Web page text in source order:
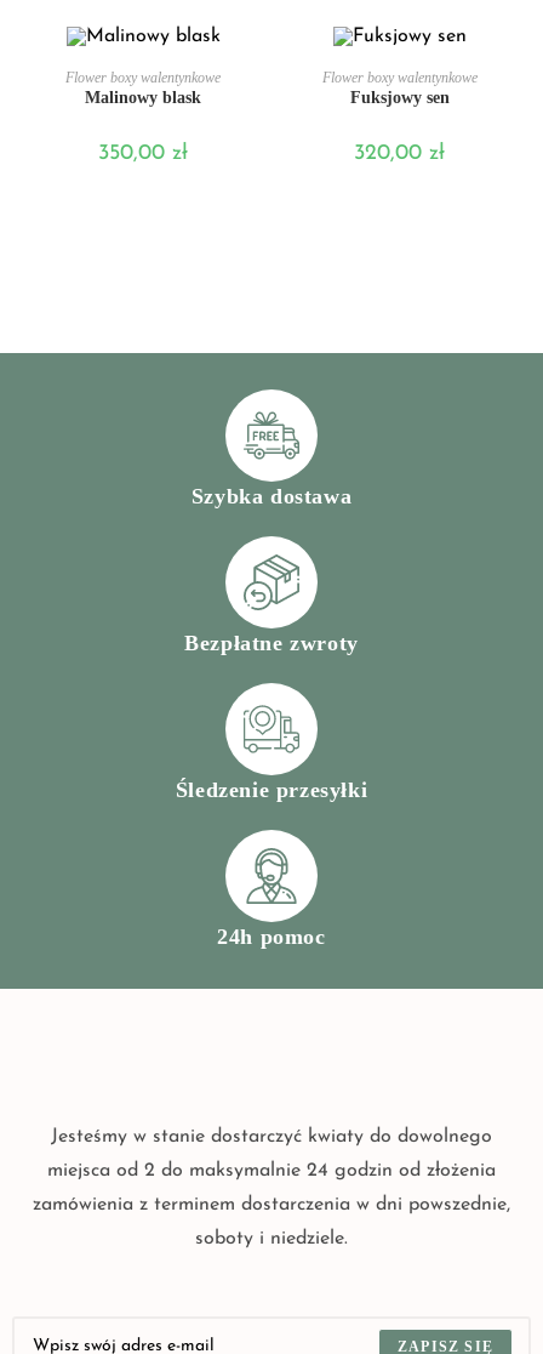
DODAJ DO KOSZYKA
Flower boxy walentynkowe
Malinowy blask
350,00zł
DODAJ DO KOSZYKA
Flower boxy walentynkowe
Fuksjowy sen
320,00zł
Szybka dostawa
Bezpłatne zwroty
Śledzenie przesyłki
24h pomoc
Jesteśmy w stanie dostarczyć kwiaty do dowolnego
miejsca od 2 do maksymalnie 24 godzin od złożenia
zamówienia z terminem dostarczenia w dni powszednie,
soboty i niedziele.
ZAPISZ SIĘ